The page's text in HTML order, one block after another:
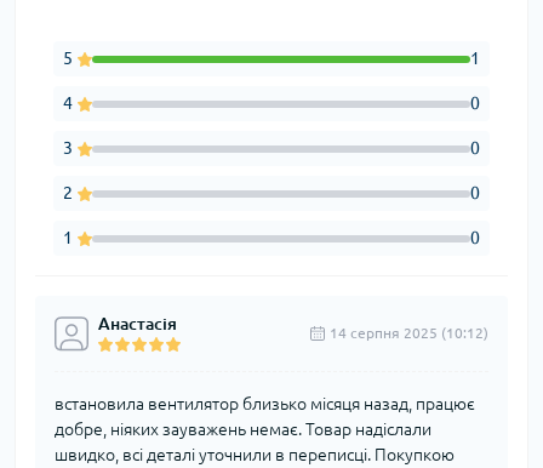
5 1
4 0
3 0
2 0
1 0
Анастасія 14 серпня 2025 (10:12)
встановила вентилятор близько місяця назад, працює
добре, ніяких зауважень немає. Товар надіслали
швидко, всі деталі уточнили в переписці. Покупкою